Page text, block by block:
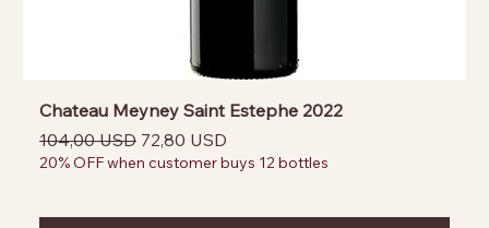
Chateau Meyney Saint Estephe 2022
Prezzo regolare
104,00 USD Prezzo scontato
72,80 USD
20% OFF when customer buys 12 bottles